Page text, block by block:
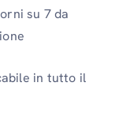
su 7 da
in tutto il